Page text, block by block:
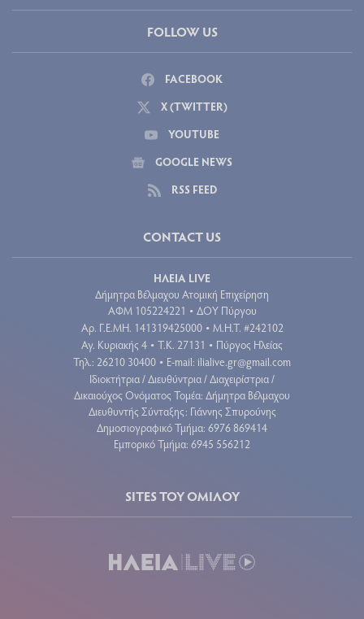
FOLLOW US
FACEBOOK
X (TWITTER)
YOUTUBE
GOOGLE NEWS
RSS FEED
CONTACT US
ΗΛΕΙΑ LIVE
Δήμητρα Βέλμαχου Ατομική Επιχείρηση
ΑΦΜ 105224221 • ΔΟΥ Πύργου
Aρ. Γ.Ε.ΜΗ. 141319425000 • Μ.Η.Τ. #242102
Αγ. Κυριακής 4 • Τ.Κ. 27131 • Πύργος Ηλείας
Τηλ.: 26210 30400 • E-mail: ilialive.gr@gmail.com
Ιδιοκτήτρια / Διευθύντρια / Διαχειρίστρια /
Δικαιούχος Ονόματος Τομέα: Δήμητρα Βέλμαχου
Διευθυντής Σύνταξης: Γιάννης Σπυρούνης
Δημοσιογραφικό Τμήμα: 6976 869414
Εμπορικό Τμήμα: 6945 556212
SITES ΤΟΥ ΟΜΙΛΟΥ